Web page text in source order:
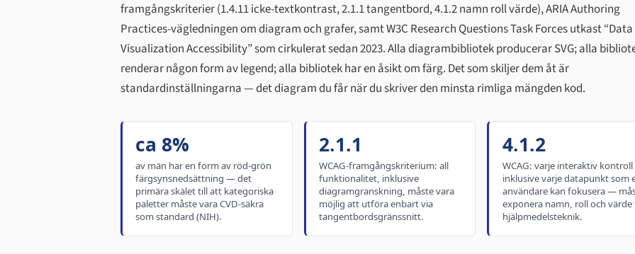
framgångskriterier (1.4.11 icke-textkontrast, 2.1.1 tangentbord, 4.1.2 namn roll värde), ARIA Authoring
Practices-vägledningen om diagram och grafer, samt W3C Research Questions Task Forces utkast “Data
Visualization Accessibility” som cirkulerat sedan 2023. Alla diagrambibliotek producerar SVG; alla
renderar någon form av legend; alla bibliotek har en åsikt om färg. Det som skiljer dem åt är
standardinställningarna — det diagram du får när du skriver den minsta rimliga mängden kod.
ca 8%
av män har en form av röd-grön
färgsynsnedsättning — det
primära skälet till att kategoriska
paletter måste vara CVD-säkra
som standard (NIH).
2.1.1
WCAG-framgångskriterium: all
funktionalitet, inklusive
diagramgranskning, måste vara
möjlig att utföra enbart via
tangentbordsgränssnitt.
4.1.2
WCAG: varje interaktiv
inklusive varje datapunkt som
användare kan fokusera —
exponera namn, roll och värde
hjälpmedelsteknik.